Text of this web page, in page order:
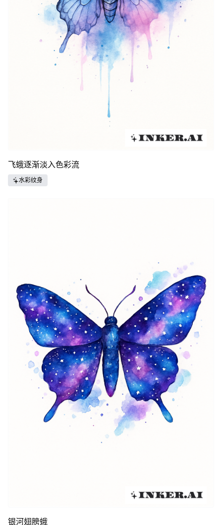
飞蛾逐渐淡入色彩流
水彩纹身
银河翅膀蛾